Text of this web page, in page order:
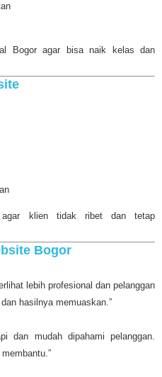
Bogor agar bisa naik kelas dan
agar klien tidak ribet dan tetap
Bogor
lebih profesional dan pelanggan
hasilnya memuaskan.”
dan mudah dipahami pelanggan.